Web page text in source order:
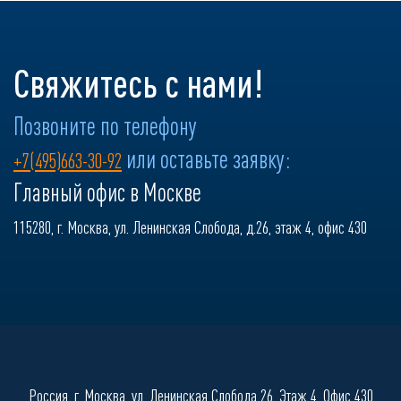
Свяжитесь с нами!
Позвоните по телефону
+7(495)663-30-92 или оставьте заявку:
Главный офис в Москве
115280, г. Москва, ул. Ленинская Слобода, д.26, этаж 4, офис 430
Россия, г. Москва, ул. Ленинская Слобода 26, Этаж 4, Офис 430